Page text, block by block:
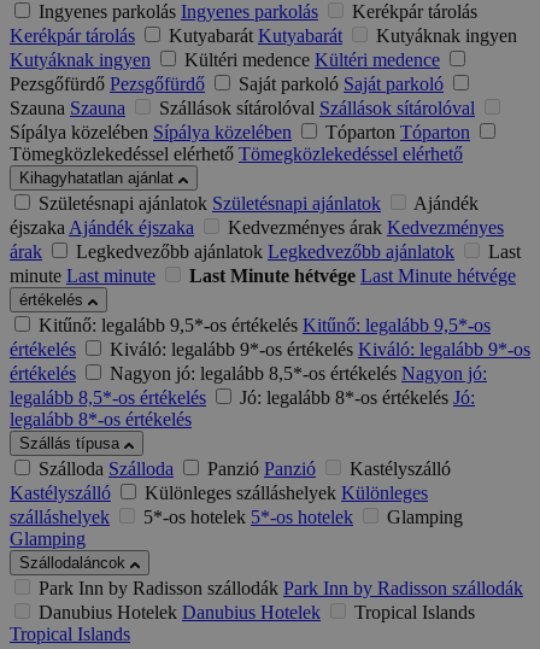
Ingyenes parkolás Ingyenes parkolás
Kerékpár tárolás
Kerékpár tárolás
Kutyabarát Kutyabarát
Kutyáknak ingyen
Kutyáknak ingyen
Kültéri medence Kültéri medence
Pezsgőfürdő Pezsgőfürdő Saját parkoló Saját parkoló
Szauna Szauna Szállások sítárolóval Szállások sítárolóval
Sípálya közelében Sípálya közelében Tóparton Tóparton
Tömegközlekedéssel elérhető Tömegközlekedéssel elérhető
Kihagyhatatlan ajánlat
Születésnapi ajánlatok Születésnapi ajánlatok
Ajándék
éjszakaAjándék éjszaka Kedvezményes árak Kedvezményes
árak
Legkedvezőbb ajánlatok Legkedvezőbb ajánlatok
Last
minute Last minute Last Minute hétvége Last Minute hétvége
értékelés
Kitűnő: legalább 9,5*-os értékelés Kitűnő: legalább 9,5*-os
értékelés
Kiváló: legalább 9*-os értékelés Kiváló: legalább 9*-os
értékelés
Nagyon jó: legalább 8,5*-os értékelés Nagyon jó:
legalább 8,5*-os értékelés
Jó: legalább 8*-os értékelés Jó:
legalább 8*-os értékelés
Szállás típusa
Szálloda Szálloda Panzió Panzió
Kastélyszálló
Kastélyszálló
Különleges szálláshelyek Különleges
szálláshelyek
5*-os hotelek 5*-os hotelek
Glamping
Glamping
Szállodaláncok
Park Inn by Radisson szállodák Park Inn by Radisson szállodák
Danubius Hotelek Danubius Hotelek
Tropical Islands
Tropical Islands